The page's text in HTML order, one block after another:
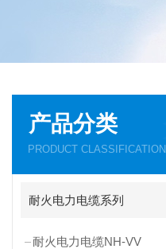
产品分类
PRODUCT CLASSIFICATION
耐火电力电缆系列
耐火电力电缆NH-VV